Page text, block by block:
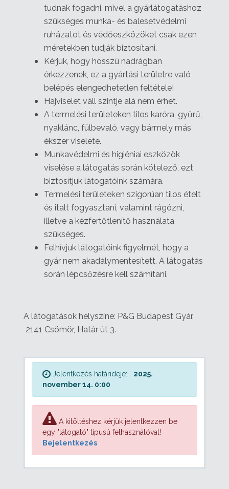
tudnak fogadni, mivel a gyárlátogatáshoz
szükséges munka- és balesetvédelmi
ruházatot és védőeszközöket csak ezen
méretekben tudják biztosítani.
Kérjük, hogy hosszú nadrágban
érkezzenek, ez a gyártási területre való
belépés elengedhetetlen feltétele!
Hajviselet váll szintje alá nem érhet.
A termelési területeken tilos karóra, gyűrű,
nyaklánc, fülbevaló, vagy bármely más
ékszer viselete.
Munkavédelmi és higiéniai eszközök
viselése a látogatás során kötelező, ezt
biztosítjuk látogatóink számára.
Termelési területeken szigorúan tilos ételt
és italt fogyasztani, valamint rágózni,
illetve a kézfertőtlenítő használata
szükséges.
Felhívjuk látogatóink figyelmét, hogy a
gyár nem akadálymentesített. A látogatás
során lépcsőzésre kell számítani.
A látogatások helyszíne: P&G Budapest Gyár,
2141 Csömör, Határ út 3.
Jelentkezés határideje:
2025.
november 14. 0:00
A kitöltéshez kérjük jelentkezzen be
egy "látogató" típusú felhasználóval!
Bejelentkezés